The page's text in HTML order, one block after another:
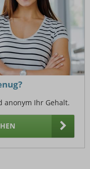
anonym Ihr Gehalt.